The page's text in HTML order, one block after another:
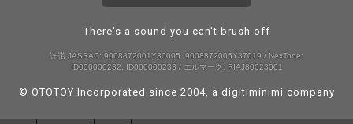
There's a sound you can't brush off
許諾 JASRAC: 9008872001Y30005, 9008872005Y37019 / NexTone:
ID000000232, ID000000233 / エルマーク: RIAJ80023001
© OTOTOY Incorporated since 2004, a digitiminimi company